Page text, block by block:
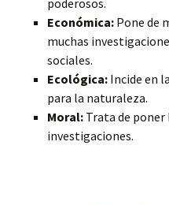
poderosos.
Económica: Pone de
muchas
sociales.
Ecológica: Incide en
para la naturaleza.
Moral: Trata de
investigaciones.